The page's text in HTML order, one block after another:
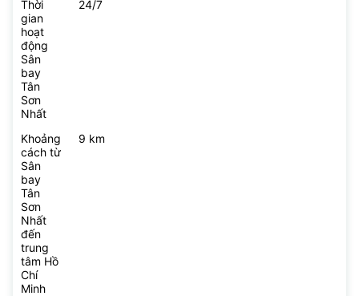
Thời
gian
hoạt
động
Sân
bay
Tân
Sơn
Nhất
24/7
Khoảng
cách từ
Sân
bay
Tân
Sơn
Nhất
đến
trung
tâm Hồ
Chí
Minh
9 km